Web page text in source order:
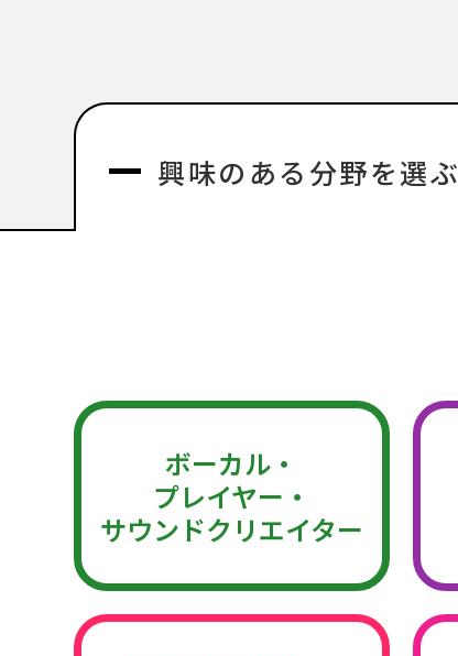
興味のある分野を選ぶ
ボーカル・
プレイヤー・
サウンドクリエイター